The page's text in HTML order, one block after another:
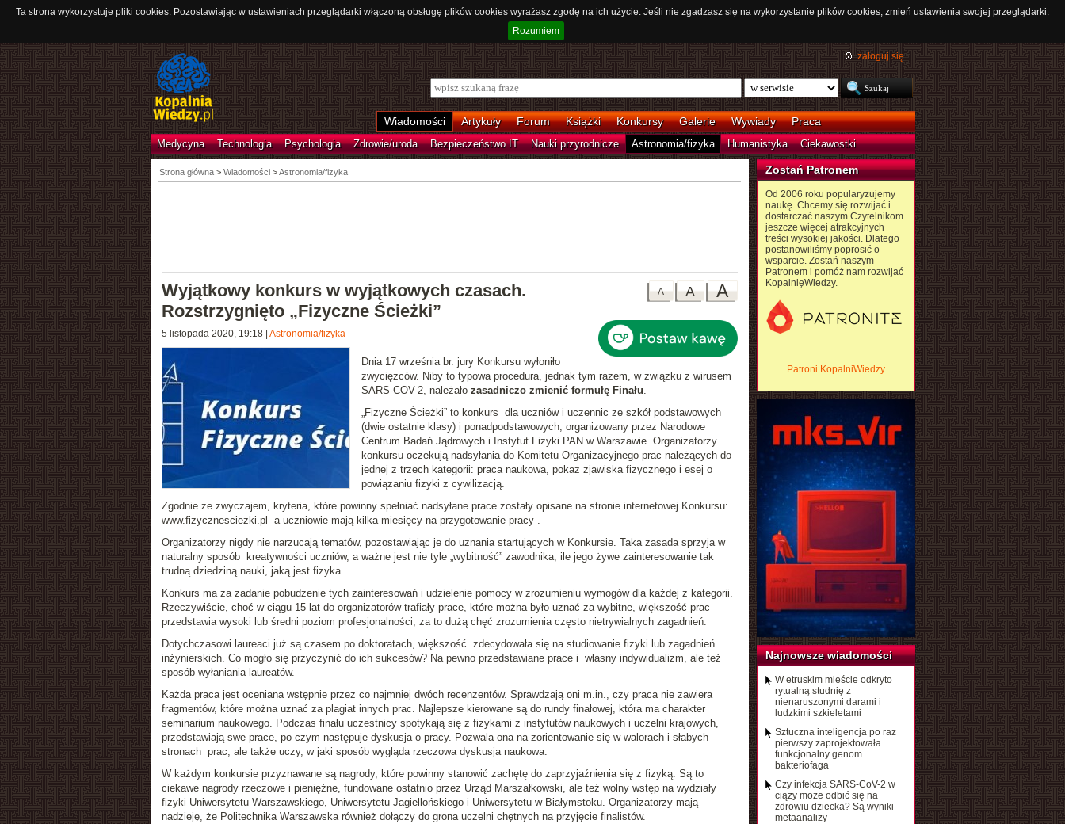
Ta strona wykorzystuje pliki cookies. Pozostawiając w ustawieniach przeglądarki włączoną obsługę plików cookies wyrażasz zgodę na ich użycie. Jeśli nie zgadzasz się na wykorzystanie plików cookies, zmień ustawienia swojej przeglądarki.
Rozumiem
zaloguj się
Wiadomości Artykuły Forum Książki Konkursy Galerie Wywiady Praca
Medycyna Technologia Psychologia Zdrowie/uroda Bezpieczeństwo IT Nauki przyrodnicze Astronomia/fizyka Humanistyka Ciekawostki
Strona główna> Wiadomości >Astronomia/fizyka
A
A
A
Wyjątkowy konkurs w wyjątkowych czasach.
Rozstrzygnięto „Fizyczne Ścieżki”
5 listopada 2020, 19:18| Astronomia/fizyka
Dnia 17 września br. jury Konkursu wyłoniło
zwycięzców. Niby to typowa procedura, jednak tym razem, w związku z wirusem
SARS-COV-2, należało zasadniczo zmienić formułę Finału.
„Fizyczne Ścieżki” to konkurs dla uczniów i uczennic ze szkół podstawowych
(dwie ostatnie klasy) i ponadpodstawowych, organizowany przez Narodowe
Centrum Badań Jądrowych i Instytut Fizyki PAN w Warszawie. Organizatorzy
konkursu oczekują nadsyłania do Komitetu Organizacyjnego prac należących do
jednej z trzech kategorii: praca naukowa, pokaz zjawiska fizycznego i esej o
powiązaniu fizyki z cywilizacją.
Zgodnie ze zwyczajem, kryteria, które powinny spełniać nadsyłane prace zostały opisane na stronie internetowej Konkursu:
www.fizycznesciezki.pl a uczniowie mają kilka miesięcy na przygotowanie pracy .
Organizatorzy nigdy nie narzucają tematów, pozostawiając je do uznania startujących w Konkursie. Taka zasada sprzyja w
naturalny sposób kreatywności uczniów, a ważne jest nie tyle „wybitność” zawodnika, ile jego żywe zainteresowanie tak
trudną dziedziną nauki, jaką jest fizyka.
Konkurs ma za zadanie pobudzenie tych zainteresowań i udzielenie pomocy w zrozumieniu wymogów dla każdej z kategorii.
Rzeczywiście, choć w ciągu 15 lat do organizatorów trafiały prace, które można było uznać za wybitne, większość prac
przedstawia wysoki lub średni poziom profesjonalności, za to dużą chęć zrozumienia często nietrywialnych zagadnień.
Dotychczasowi laureaci już są czasem po doktoratach, większość zdecydowała się na studiowanie fizyki lub zagadnień
inżynierskich. Co mogło się przyczynić do ich sukcesów? Na pewno przedstawiane prace i własny indywidualizm, ale też
sposób wyłaniania laureatów.
Każda praca jest oceniana wstępnie przez co najmniej dwóch recenzentów. Sprawdzają oni m.in., czy praca nie zawiera
fragmentów, które można uznać za plagiat innych prac. Najlepsze kierowane są do rundy finałowej, która ma charakter
seminarium naukowego. Podczas finału uczestnicy spotykają się z fizykami z instytutów naukowych i uczelni krajowych,
przedstawiają swe prace, po czym następuje dyskusja o pracy. Pozwala ona na zorientowanie się w walorach i słabych
stronach prac, ale także uczy, w jaki sposób wygląda rzeczowa dyskusja naukowa.
W każdym konkursie przyznawane są nagrody, które powinny stanowić zachętę do zaprzyjaźnienia się z fizyką. Są to
ciekawe nagrody rzeczowe i pieniężne, fundowane ostatnio przez Urząd Marszałkowski, ale też wolny wstęp na wydziały
fizyki Uniwersytetu Warszawskiego, Uniwersytetu Jagiellońskiego i Uniwersytetu w Białymstoku. Organizatorzy mają
nadzieję, że Politechnika Warszawska również dołączy do grona uczelni chętnych na przyjęcie finalistów.
Zostań Patronem
Od 2006 roku popularyzujemy
naukę. Chcemy się rozwijać i
dostarczać naszym Czytelnikom
jeszcze więcej atrakcyjnych
treści wysokiej jakości. Dlatego
postanowiliśmy poprosić o
wsparcie. Zostań naszym
Patronem i pomóż nam rozwijać
KopalnięWiedzy.
Patroni KopalniWiedzy
Najnowsze wiadomości
W etruskim mieście odkryto
rytualną studnię z
nienaruszonymi darami i
ludzkimi szkieletami
Sztuczna inteligencja po raz
pierwszy zaprojektowała
funkcjonalny genom
bakteriofaga
Czy infekcja SARS-CoV-2 w
ciąży może odbić się na
zdrowiu dziecka? Są wyniki
metaanalizy